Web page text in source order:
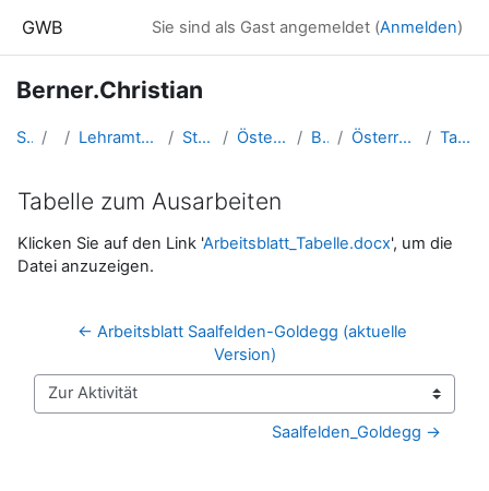
GWB Sie sind als Gast angemeldet (Anmelden)
Berner.Christian
Startseite Kurse Lehramtsausbildung GW im Cluster Österreich Mitte Studentische Lernkurse Österreich-LV - Salzburg - SS 2018 Berner.Christian Österreich Regionen: Saalfelden - Goldegg Tabelle zum Ausarbeiten
Tabelle zum Ausarbeiten
Abschlussbedingungen
Klicken Sie auf den Link 'Arbeitsblatt_Tabelle.docx', um die
Datei anzuzeigen.
← Arbeitsblatt Saalfelden-Goldegg (aktuelle
Version)
Zur Aktivität
Saalfelden_Goldegg →